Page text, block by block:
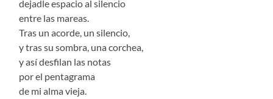
dejadle espacio al silencio
entre las mareas.
Tras un acorde, un silencio,
y tras su sombra, una corchea,
y así desfilan las notas
por el pentagrama
de mi alma vieja.